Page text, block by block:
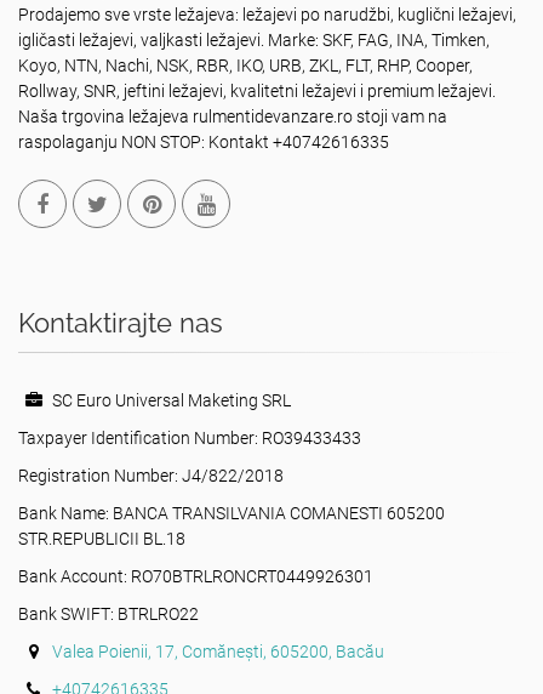
Prodajemo sve vrste ležajeva: ležajevi po narudžbi, kuglični ležajevi,
igličasti ležajevi, valjkasti ležajevi. Marke: SKF, FAG, INA, Timken,
Koyo, NTN, Nachi, NSK, RBR, IKO, URB, ZKL, FLT, RHP, Cooper,
Rollway, SNR, jeftini ležajevi, kvalitetni ležajevi i premium ležajevi.
Naša trgovina ležajeva rulmentidevanzare.ro stoji vam na
raspolaganju NON STOP: Kontakt +40742616335
Kontaktirajte nas
SC Euro Universal Maketing SRL
Taxpayer Identification Number: RO39433433
Registration Number: J4/822/2018
Bank Name: BANCA TRANSILVANIA COMANESTI 605200
STR.REPUBLICII BL.18
Bank Account: RO70BTRLRONCRT0449926301
Bank SWIFT: BTRLRO22
Valea Poienii, 17, Comănești, 605200, Bacău
+40742616335